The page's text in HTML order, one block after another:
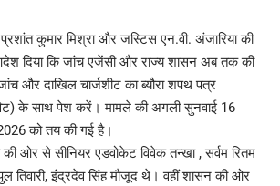
कुमार मिश्रा और जस्टिस एन.वी. अंजारिया की
दिया कि जांच एजेंसी और राज्य शासन अब तक की
और दाखिल चार्जशीट का ब्यौरा शपथ पत्र
के साथ पेश करें। मामले की अगली सुनवाई 16
को तय की गई है।
ओर से सीनियर एडवोकेट विवेक तन्खा , सर्वम रितम
तिवारी, इंद्रदेव सिंह मौजूद थे। वहीं शासन की ओर